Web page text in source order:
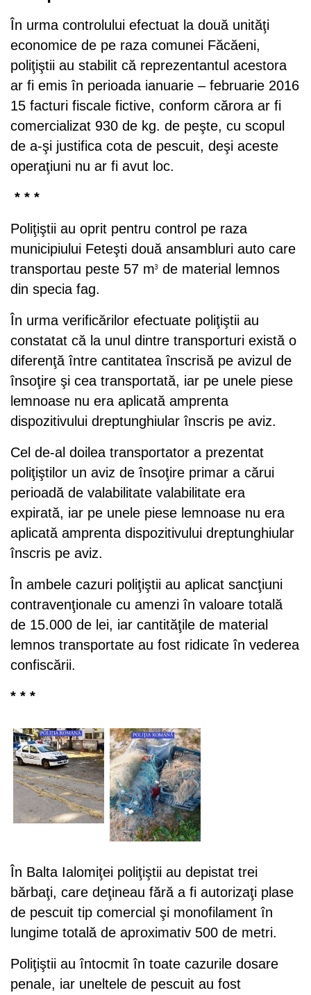
În urma controlului efectuat la două unităţi
economice de pe raza comunei Făcăeni,
poliţiştii au stabilit că reprezentantul acestora
ar fi emis în perioada ianuarie – februarie 2016
15 facturi fiscale fictive, conform cărora ar fi
comercializat 930 de kg. de peşte, cu scopul
de a-şi justifica cota de pescuit, deşi aceste
operaţiuni nu ar fi avut loc.
* * *
Poliţiştii au oprit pentru control pe raza
municipiului Feteşti două ansambluri auto care
transportau peste 57 m3
de material lemnos
din specia fag.
În urma verificărilor efectuate poliţiştii au
constatat că la unul dintre transporturi există o
diferenţă între cantitatea înscrisă pe avizul de
însoţire şi cea transportată, iar pe unele piese
lemnoase nu era aplicată amprenta
dispozitivului dreptunghiular înscris pe aviz.
Cel de-al doilea transportator a prezentat
poliţiştilor un aviz de însoţire primar a cărui
perioadă de valabilitate valabilitate era
expirată, iar pe unele piese lemnoase nu era
aplicată amprenta dispozitivului dreptunghiular
înscris pe aviz.
În ambele cazuri poliţiştii au aplicat sancţiuni
contravenţionale cu amenzi în valoare totală
de 15.000 de lei, iar cantităţile de material
lemnos transportate au fost ridicate în vederea
confiscării.
* * *
În Balta Ialomiţei poliţiştii au depistat trei
bărbaţi, care deţineau fără a fi autorizaţi plase
de pescuit tip comercial şi monofilament în
lungime totală de aproximativ 500 de metri.
Poliţiştii au întocmit în toate cazurile dosare
penale, iar uneltele de pescuit au fost